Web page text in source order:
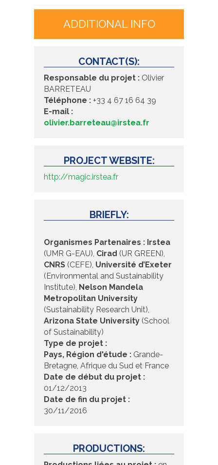
ADDITIONAL INFO
CONTACT(S):
Responsable du projet : Olivier
BARRETEAU
Téléphone : +33 4 67 16 64 39
E-mail :
olivier.barreteau@irstea.fr
PROJECT WEBSITE:
http://magic.irstea.fr
BRIEFLY:
Organismes Partenaires : Irstea
(UMR G-EAU), Cirad (UR GREEN),
CNRS (CEFE), Université d’Exeter
(Environmental and Sustainability
Institute), Nelson Mandela
Metropolitan University
(Sustainability Research Unit),
Arizona State University (School
of Sustainability)
Type de projet :
Pays, Région d'étude : Grande-
Bretagne, Afrique du Sud et France
Date de début du projet :
01/12/2013
Date de fin du projet :
30/11/2016
PRODUCTIONS: